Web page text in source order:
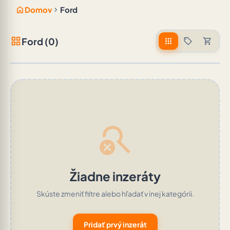
home Domov chevron_right Ford
grid_viewFord (0) apps sell shopping_cart
search_off
Žiadne inzeráty
Skúste zmeniť filtre alebo hľadať v inej kategórii.
Pridať prvý inzerát